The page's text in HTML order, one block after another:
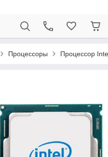
Процессоры Процессор